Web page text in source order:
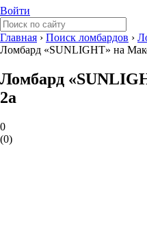
Войти
Главная › Поиск ломбардов ›
Ломбард «SUNLIGHT» на
Ломбард
2а
0
(0)